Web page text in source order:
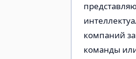
компаний
команды